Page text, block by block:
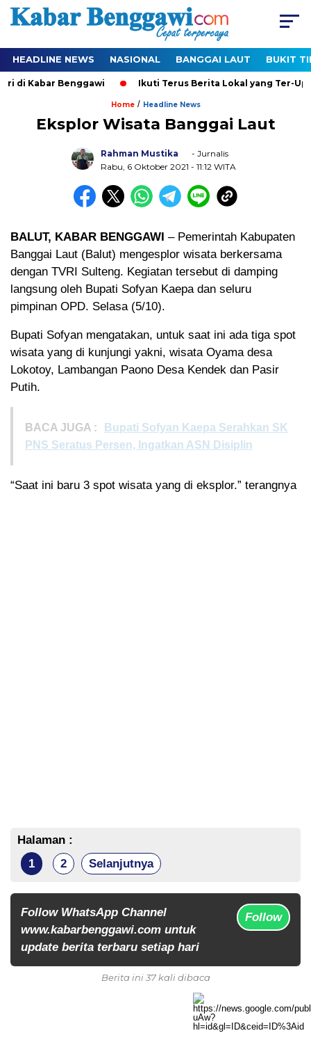
HEADLINE NEWS NASIONAL BANGGAI LAUT BUKIT
Kabar Benggawi Ikuti Terus Berita Lokal yang Ter-
Home/ Headline News
Eksplor Wisata Banggai Laut
Rahman Mustika
- Jurnalis
Rabu, 6 Oktober 2021 - 11:12 WITA
BALUT, KABAR BENGGAWI – Pemerintah Kabupaten
Banggai Laut (Balut) mengesplor wisata berkersama
dengan TVRI Sulteng. Kegiatan tersebut di damping
langsung oleh Bupati Sofyan Kaepa dan seluru
pimpinan OPD. Selasa (5/10).
Bupati Sofyan mengatakan, untuk saat ini ada tiga spot
wisata yang di kunjungi yakni, wisata Oyama desa
Lokotoy, Lambangan Paono Desa Kendek dan Pasir
Putih.
BACA JUGA :
Bupati Sofyan Kaepa Serahkan SK
PNS Seratus Persen, Ingatkan ASN Disiplin
“Saat ini baru 3 spot wisata yang di eksplor.” terangnya
Halaman :
1
2 Selanjutnya
Follow WhatsApp Channel
www.kabarbenggawi.com untuk
update berita terbaru setiap hari
Follow
Berita ini 37 kali dibaca